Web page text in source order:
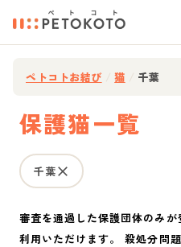
ペトコトお結び 猫 千葉
保護猫一覧
千葉
審査を通過した保護団体のみ
利用いただけます。 殺処分問